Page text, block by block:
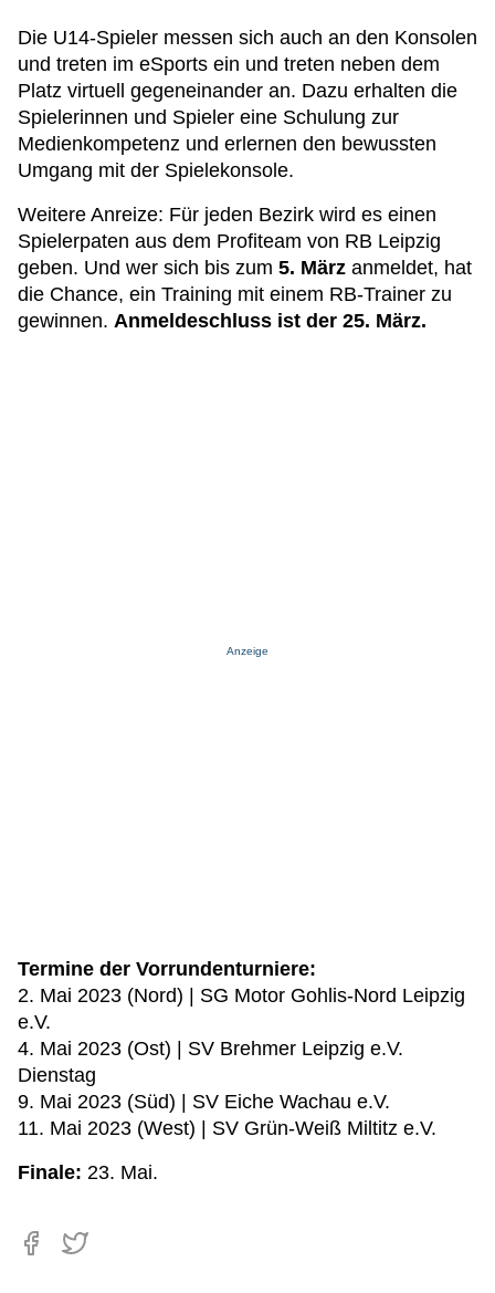
Die U14-Spieler messen sich auch an den Konsolen
und treten im eSports ein und treten neben dem
Platz virtuell gegeneinander an. Dazu erhalten die
Spielerinnen und Spieler eine Schulung zur
Medienkompetenz und erlernen den bewussten
Umgang mit der Spielekonsole.
Weitere Anreize: Für jeden Bezirk wird es einen
Spielerpaten aus dem Profiteam von RB Leipzig
geben. Und wer sich bis zum 5. März anmeldet, hat
die Chance, ein Training mit einem RB-Trainer zu
gewinnen. Anmeldeschluss ist der 25. März.
Anzeige
Termine der Vorrundenturniere:
2. Mai 2023 (Nord) | SG Motor Gohlis-Nord Leipzig
e.V.
4. Mai 2023 (Ost) | SV Brehmer Leipzig e.V.
Dienstag
9. Mai 2023 (Süd) | SV Eiche Wachau e.V.
11. Mai 2023 (West) | SV Grün-Weiß Miltitz e.V.
Finale: 23. Mai.